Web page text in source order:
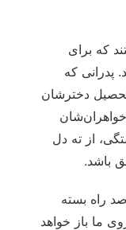
که برای
پدرانی که
دخترشان
خواهران‌شان
از ته دل
باشد.
صد راه بسته
ما باز خواهد